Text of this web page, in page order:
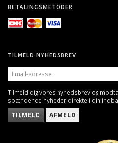
BETALINGSMETODER
TILMELD NYHEDSBREV
EMAIL-
ADRESSE
Tilmeld dig vores nyhedsbrev og
spændende nyheder direkte i din
TILMELD AFMELD